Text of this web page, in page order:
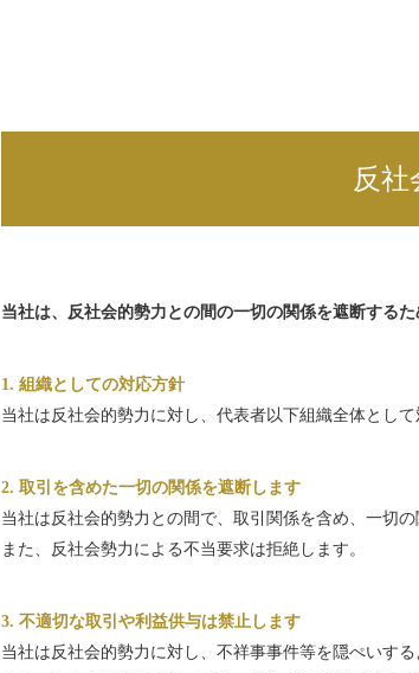
反
当社は、反社会的勢力との間の一切の関係を遮断する
1. 組織としての対応方針
当社は反社会的勢力に対し、代表者以下組織全体とし
2. 取引を含めた一切の関係を遮断します
当社は反社会的勢力との間で、取引関係を含め、一切の
また、反社会勢力による不当要求は拒絶します。
3. 不適切な取引や利益供与は禁止します
当社は反社会的勢力に対し、不祥事事件等を隠ぺいす